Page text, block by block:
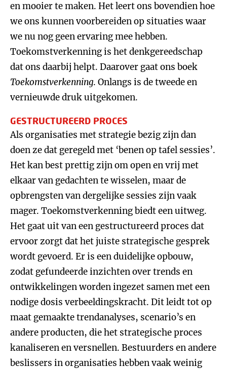
en mooier te maken. Het leert ons bovendien hoe
we ons kunnen voorbereiden op situaties waar
we nu nog geen ervaring mee hebben.
Toekomstverkenning is het denkgereedschap
dat ons daarbij helpt. Daarover gaat ons boek
Toekomstverkenning. Onlangs is de tweede en
vernieuwde druk uitgekomen.
GESTRUCTUREERD PROCES
Als organisaties met strategie bezig zijn dan
doen ze dat geregeld met ‘benen op tafel sessies’.
Het kan best prettig zijn om open en vrij met
elkaar van gedachten te wisselen, maar de
opbrengsten van dergelijke sessies zijn vaak
mager. Toekomstverkenning biedt een uitweg.
Het gaat uit van een gestructureerd proces dat
ervoor zorgt dat het juiste strategische gesprek
wordt gevoerd. Er is een duidelijke opbouw,
zodat gefundeerde inzichten over trends en
ontwikkelingen worden ingezet samen met een
nodige dosis verbeeldingskracht. Dit leidt tot op
maat gemaakte trendanalyses, scenario’s en
andere producten, die het strategische proces
kanaliseren en versnellen. Bestuurders en andere
beslissers in organisaties hebben vaak weinig